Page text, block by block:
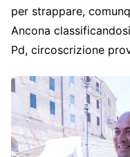
per strappare,
Ancona
Pd, circoscrizione